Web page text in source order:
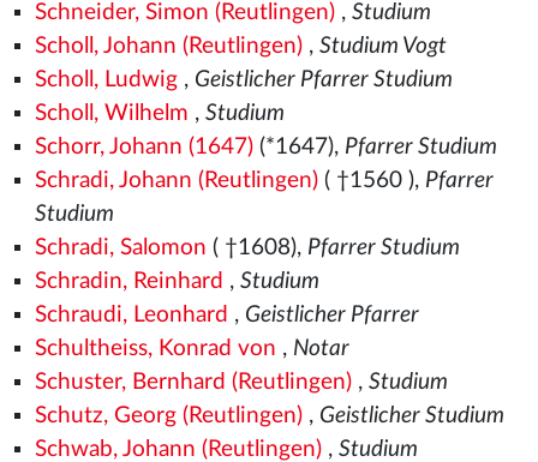
Schneider, Simon (Reutlingen), Studium
Scholl, Johann (Reutlingen), Studium Vogt
Scholl, Ludwig, Geistlicher Pfarrer Studium
Scholl, Wilhelm , Studium
Schorr, Johann (1647)(*1647), Pfarrer Studium
Schradi, Johann (Reutlingen)( †1560 ), Pfarrer
Studium
Schradi, Salomon ( †1608), Pfarrer Studium
Schradin, Reinhard , Studium
Schraudi, Leonhard , Geistlicher Pfarrer
Schultheiss, Konrad von , Notar
Schuster, Bernhard (Reutlingen), Studium
Schutz, Georg (Reutlingen), Geistlicher Studium
Schwab, Johann (Reutlingen), Studium